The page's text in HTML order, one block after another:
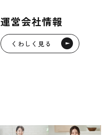
運営会社情報
くわしく見る